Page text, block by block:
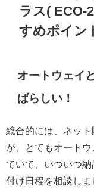
ラス(
すめポイン
オートウェイ
ばらしい！
総合的には、ネッ
が、とてもオートウ
ていて、いついつ
付け日程を相談し